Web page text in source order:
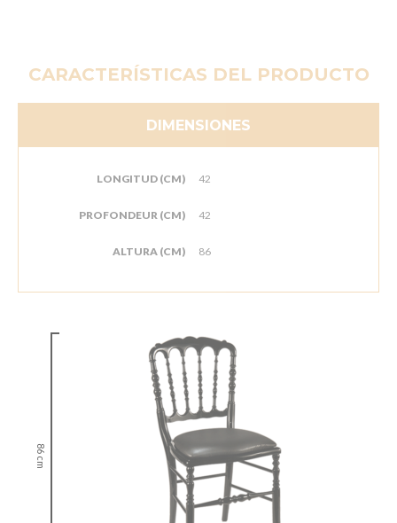
CARACTERÍSTICAS DEL PRODUCTO
DIMENSIONES
LONGITUD (CM) 42
PROFONDEUR (CM) 42
ALTURA (CM) 86
86 cm